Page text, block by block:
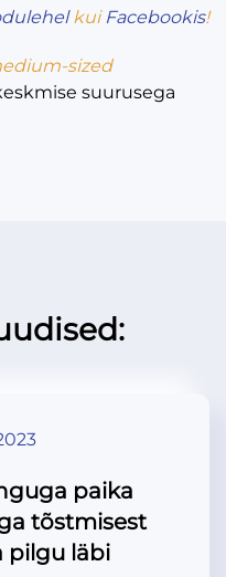
kui Facebookis!
sized
suurusega
paika
tõstmisest
pilgu läbi